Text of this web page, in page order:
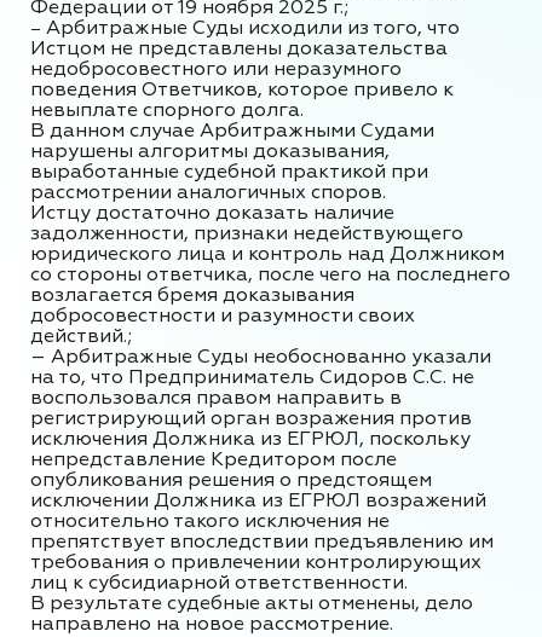
Федерации от 19 ноября 2025 г.;
– Арбитражные Суды исходили из того, что
Истцом не представлены доказательства
недобросовестного или неразумного
поведения Ответчиков, которое привело к
невыплате спорного долга.
В данном случае Арбитражными Судами
нарушены алгоритмы доказывания,
выработанные судебной практикой при
рассмотрении аналогичных споров.
Истцу достаточно доказать наличие
задолженности, признаки недействующего
юридического лица и контроль над Должником
со стороны ответчика, после чего на последнего
возлагается бремя доказывания
добросовестности и разумности своих
действий.;
– Арбитражные Суды необоснованно указали
на то, что Предприниматель Сидоров С.С. не
воспользовался правом направить в
регистрирующий орган возражения против
исключения Должника из ЕГРЮЛ, поскольку
непредставление Кредитором после
опубликования решения о предстоящем
исключении Должника из ЕГРЮЛ возражений
относительно такого исключения не
препятствует впоследствии предъявлению им
требования о привлечении контролирующих
лиц к субсидиарной ответственности.
В результате судебные акты отменены, дело
направлено на новое рассмотрение.